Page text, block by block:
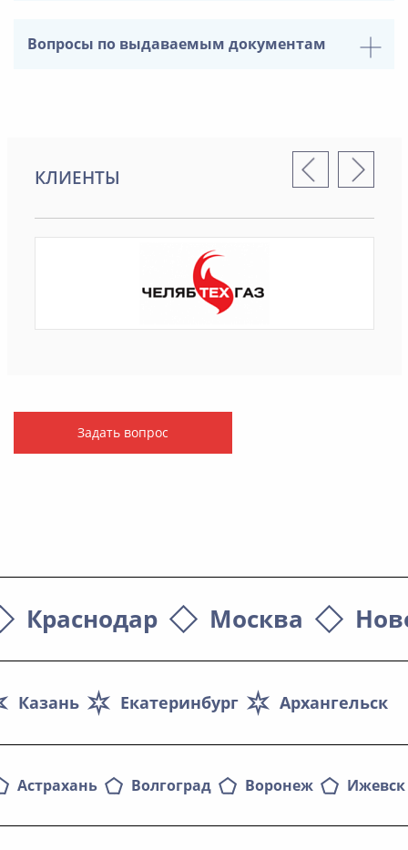
Вопросы по выдаваемым документам
КЛИЕНТЫ
Задать вопрос
Краснодар Москва
Архангельск
Екатеринбург
Казань
Астрахань Волгоград Воронеж Ижевск